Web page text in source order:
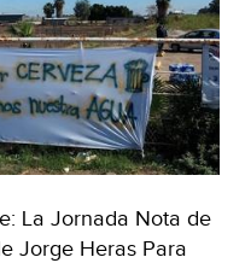
La Jornada Nota de
Jorge Heras Para